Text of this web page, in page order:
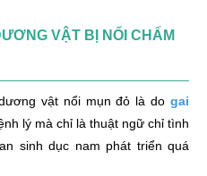
VẬT BỊ NỔI CHẤM
vật nổi mụn đỏ là do gai
lý mà chỉ là thuật ngữ chỉ tình
sinh dục nam phát triển quá